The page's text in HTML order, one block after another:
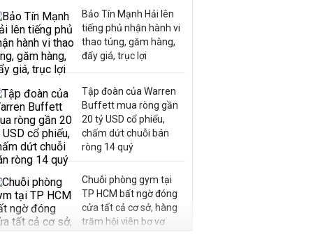
Bảo Tín Mạnh Hải lên
tiếng phủ nhận hành vi
thao túng, găm hàng,
đẩy giá, trục lợi
Tập đoàn của Warren
Buffett mua ròng gần
20 tỷ USD cổ phiếu,
chấm dứt chuỗi bán
ròng 14 quý
Chuỗi phòng gym tại
TP HCM bất ngờ đóng
cửa tất cả cơ sở, hàng
trăm hội viên bơ vơ